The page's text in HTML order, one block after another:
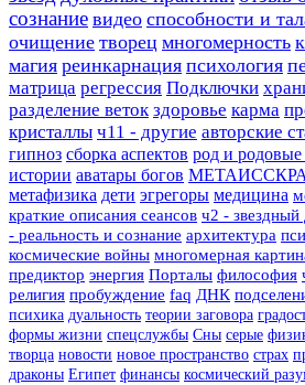
сознание видео способности и
очищение творец многомерность
магия реинкарнация психология
матрица регрессия Подключки
разделение веток здоровье карма
кристаллы ч11 - другие авторские
гипноз сборка аспектов род и родовые
истории аватары богов МЕТАИССКРА
метафизика дети эгрегоры медицина
краткие описания сеансов ч2 - звездный
- реальность и сознание архитектура
космические войны многомерная
предиктор энергия Порталы философия
религия пробуждение faq ДНК
психика дуальность теории заговора
формы жизни спецслужбы Сны серые
творца новости новое пространство страх
драконы Египет финансы космический